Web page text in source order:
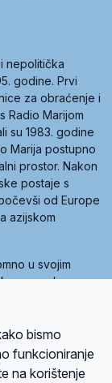
nepolitička
godine. Prvi
za obraćenje i
Radio Marijom
su 1983. godine
Marija postupno
prostor. Nakon
postaje s
od Europe
azijskom
u svojim
udruge
Family of
članica, među
bismo
funkcioniranje
na korištenje